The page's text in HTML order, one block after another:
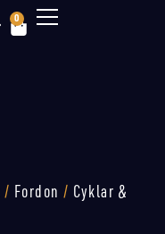
0
/ Fordon / Cyklar &